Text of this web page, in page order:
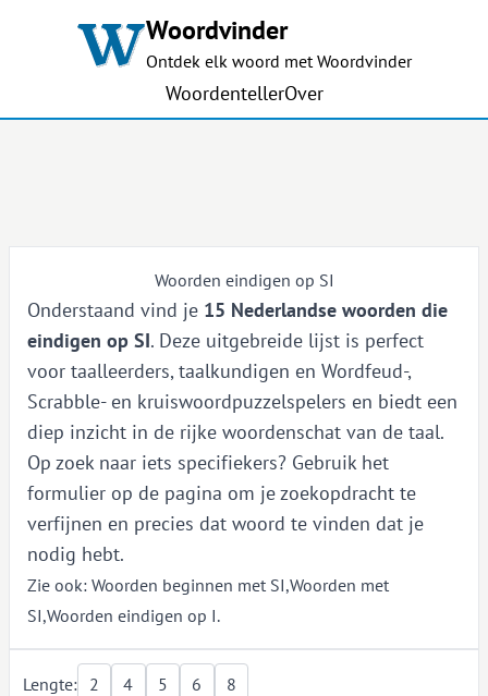
Woordvinder
Ontdek elk woord met Woordvinder
WoordentellerOver
Woorden eindigen op SI
Onderstaand vind je 15 Nederlandse woorden die
eindigen op SI. Deze uitgebreide lijst is perfect
voor taalleerders, taalkundigen en Wordfeud-,
Scrabble- en kruiswoordpuzzelspelers en biedt een
diep inzicht in de rijke woordenschat van de taal.
Op zoek naar iets specifiekers? Gebruik het
formulier op de pagina om je zoekopdracht te
verfijnen en precies dat woord te vinden dat je
nodig hebt.
Zie ook: Woorden beginnen met SI,Woorden met
SI,Woorden eindigen op I.
Lengte: 2 4 5 6 8